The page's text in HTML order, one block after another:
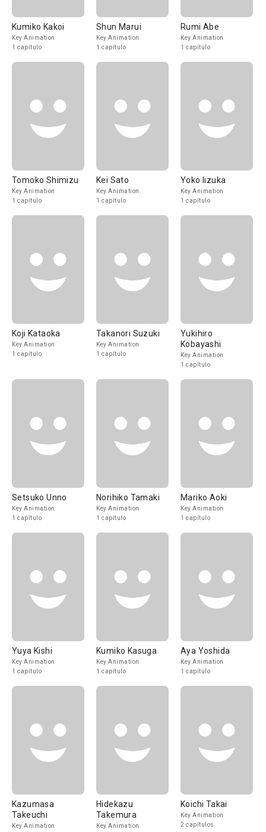
Kumiko Kakoi
Key Animation
1 capítulo
Shun Marui
Key Animation
1 capítulo
Rumi Abe
Key Animation
1 capítulo
Tomoko Shimizu
Key Animation
1 capítulo
Kei Sato
Key Animation
1 capítulo
Yoko Iizuka
Key Animation
1 capítulo
Koji Kataoka
Key Animation
1 capítulo
Takanori Suzuki
Key Animation
1 capítulo
Yukihiro
Kobayashi
Key Animation
1 capítulo
Setsuko Unno
Key Animation
1 capítulo
Norihiko Tamaki
Key Animation
1 capítulo
Mariko Aoki
Key Animation
1 capítulo
Yuya Kishi
Key Animation
1 capítulo
Kumiko Kasuga
Key Animation
1 capítulo
Aya Yoshida
Key Animation
1 capítulo
Kazumasa
Takeuchi
Key Animation
Hidekazu
Takemura
Key Animation
Koichi Takai
Key Animation
2 capítulos